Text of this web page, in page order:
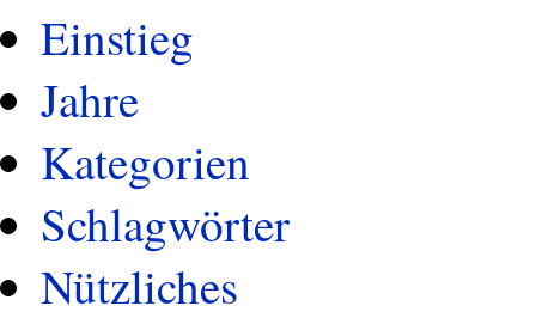
Einstieg
Jahre
Kategorien
Schlagwörter
Nützliches